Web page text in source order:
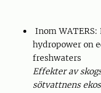
Inom
hydropower on
freshwaters
Effekter av
sötvattnens